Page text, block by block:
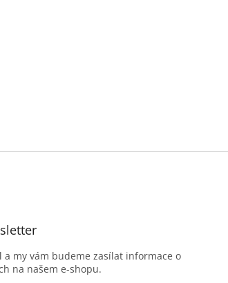
a my vám budeme zasílat informace o
na našem e-shopu.